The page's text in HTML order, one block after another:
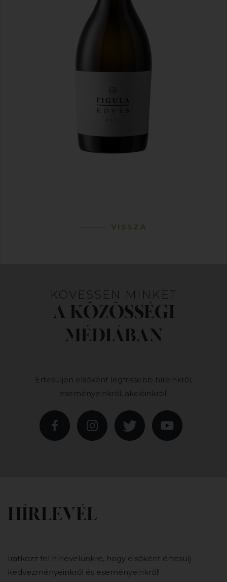
VISSZA
KÖVESSEN MINKET
A KÖZÖSSÉGI
MÉDIÁBAN
Értesüljön elsőként legfrissebb híreinkről,
eseményeinkről, akcióinkról!
HÍRLEVÉL
Iratkozz fel hírlevelünkre, hogy elsőként értesülj
kedvezményeinkről és eseményeinkről!